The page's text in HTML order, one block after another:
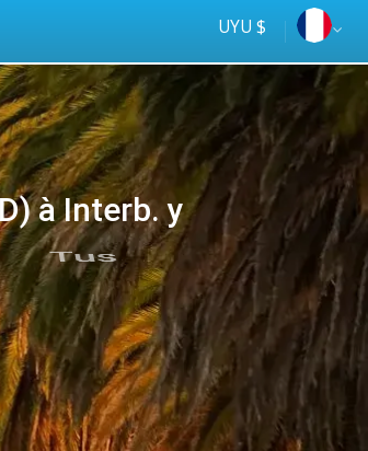
UYU $
à Interb. y
online
Tus